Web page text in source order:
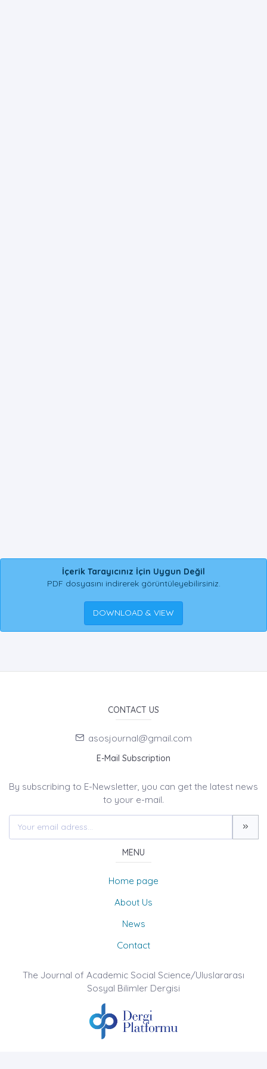
İçerik Tarayıcınız İçin Uygun Değil
PDF dosyasını indirerek görüntüleyebilirsiniz.
DOWNLOAD & VIEW
CONTACT US
asosjournal@gmail.com
E-Mail Subscription
By subscribing to E-Newsletter, you can get the latest news
to your e-mail.
MENU
Home page
About Us
News
Contact
The Journal of Academic Social Science/Uluslararası
Sosyal Bilimler Dergisi